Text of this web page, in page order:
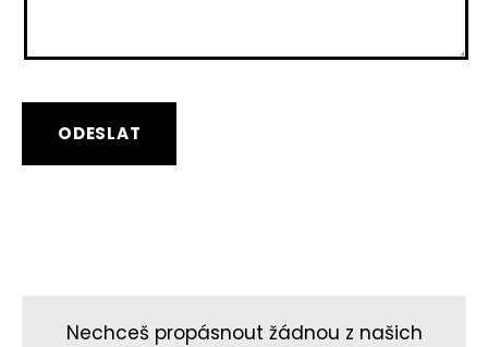
Nechceš propásnout žádnou z našich